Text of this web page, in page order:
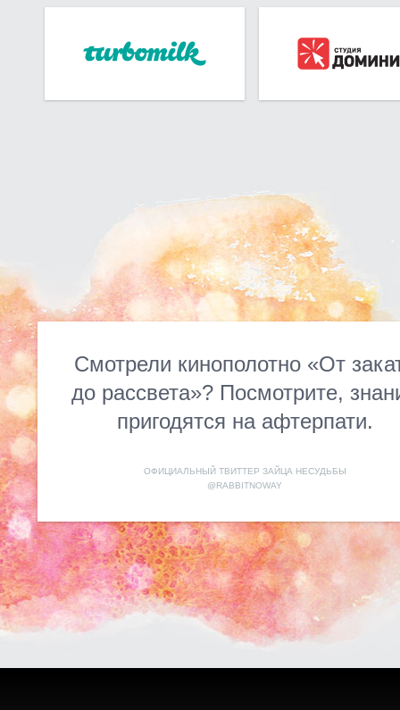
Смотрели кинополотно «От
до рассвета»? Посмотрите,
пригодятся на афтерпати.
ОФИЦИАЛЬНЫЙ ТВИТТЕР ЗАЙЦА НЕСУДЬБЫ
@RABBITNOWAY